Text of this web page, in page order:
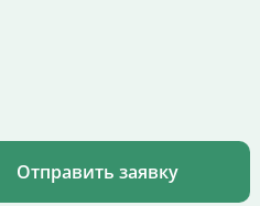
Отправить заявку